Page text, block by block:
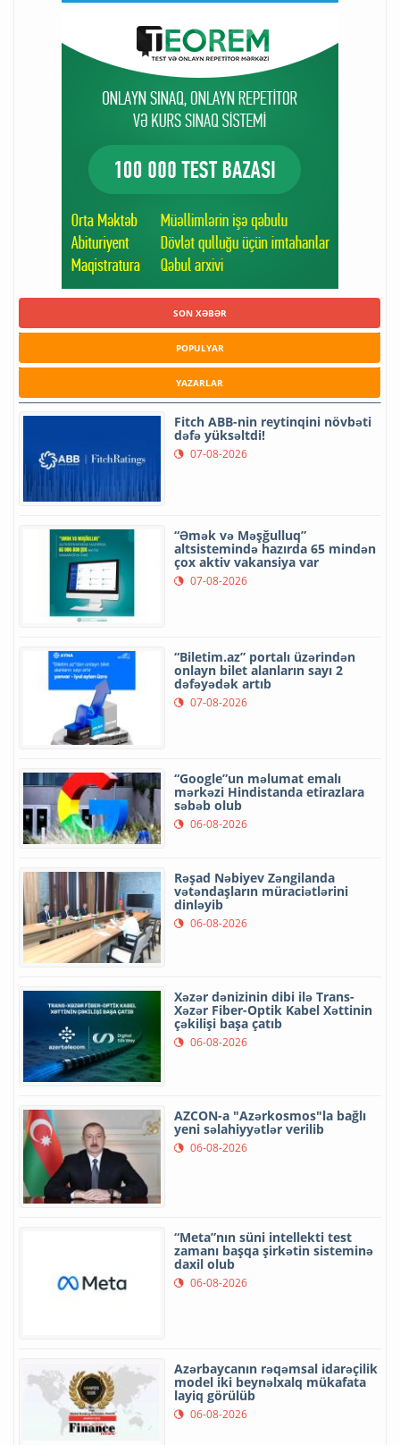
SON XƏBƏR
POPULYAR
YAZARLAR
Fitch ABB-nin reytinqini növbəti
dəfə yüksəltdi!
07-08-2026
“Əmək və Məşğulluq”
altsistemində hazırda 65 mindən
çox aktiv vakansiya var
07-08-2026
“Biletim.az” portalı üzərindən
onlayn bilet alanların sayı 2
dəfəyədək artıb
07-08-2026
“Google”un məlumat emalı
mərkəzi Hindistanda etirazlara
səbəb olub
06-08-2026
Rəşad Nəbiyev Zəngilanda
vətəndaşların müraciətlərini
dinləyib
06-08-2026
Xəzər dənizinin dibi ilə Trans-
Xəzər Fiber-Optik Kabel Xəttinin
çəkilişi başa çatıb
06-08-2026
AZCON-a "Azərkosmos"la bağlı
yeni səlahiyyətlər verilib
06-08-2026
“Meta”nın süni intellekti test
zamanı başqa şirkətin sisteminə
daxil olub
06-08-2026
Azərbaycanın rəqəmsal idarəçilik
model iki beynəlxalq mükafata
layiq görülüb
06-08-2026